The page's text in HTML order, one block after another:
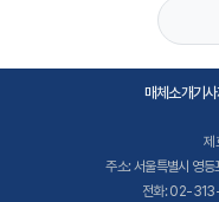
매체소개기
제
주소: 서울특별시 영
전화: 02-